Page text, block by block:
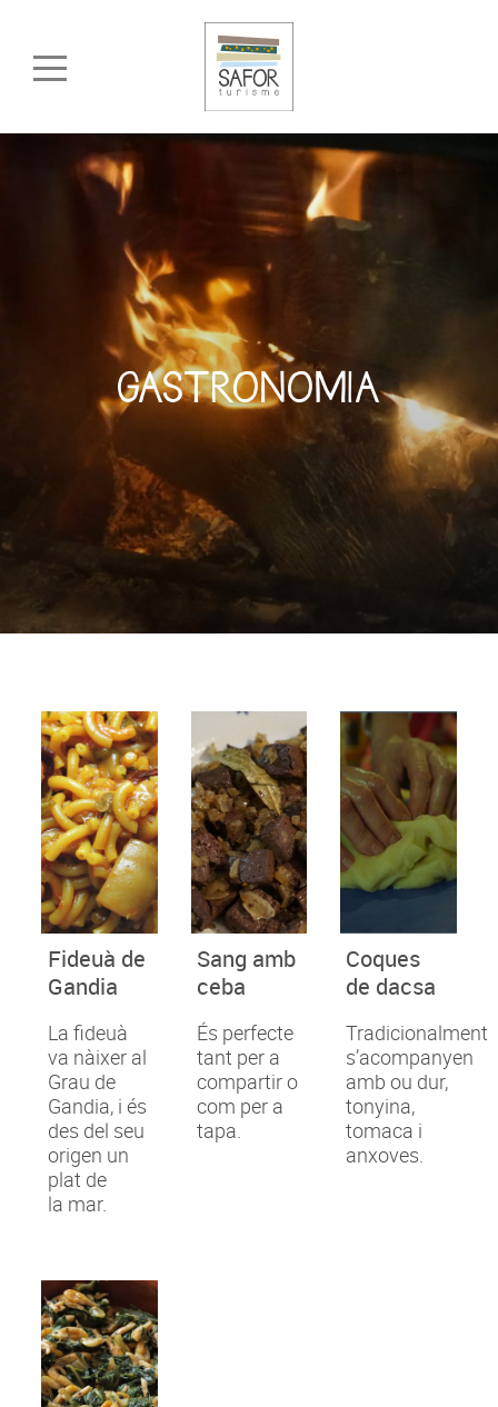
GASTRONOMIA
Fideuà de
Gandia
La fideuà
va nàixer al
Grau de
Gandia, i és
des del seu
origen un
plat de
la mar.
Sang amb
ceba
És perfecte
tant per a
compartir o
com per a
tapa.
Coques
de dacsa
Tradicionalment
s’acompanyen
amb ou dur,
tonyina,
tomaca i
anxoves.